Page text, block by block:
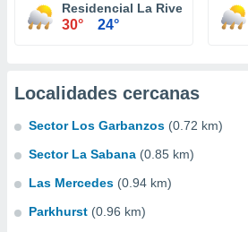
Residencial La Rivera
30° 24°
Localidades cercanas
Sector Los Garbanzos (0.72 km)
Sector La Sabana (0.85 km)
Las Mercedes (0.94 km)
Parkhurst (0.96 km)